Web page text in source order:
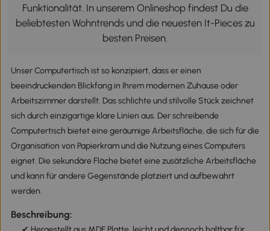
Funktionalität. In unserem Onlineshop findest Du die
beliebtesten Wohntrends und die neuesten It-Pieces zu
besten Preisen.
Unser Computertisch ist so konzipiert, dass er einen
beeindruckenden Blickfang in Ihrem modernen Zuhause oder
Arbeitszimmer darstellt. Das schlichte und stilvolle Stück zeichnet
sich durch einzigartige klare Linien aus. Der schreibende
Computertisch bietet eine geräumige Arbeitsfläche, die sich für die
Organisation von Papierkram und die Nutzung eines Computers
eignet. Die sekundäre Fläche bietet eine zusätzliche Arbeitsfläche
und kann für andere Gegenstände platziert und aufbewahrt
werden.
Beschreibung: